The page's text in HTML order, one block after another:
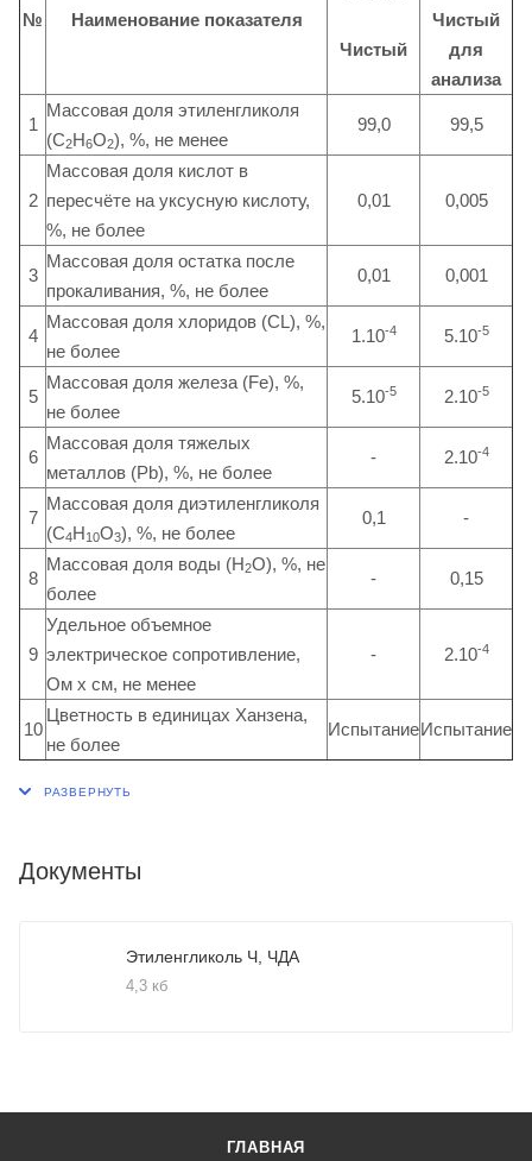
№ Наименование показателя
Чистый
Чистый
для
анализа
1
Массовая доля этиленгликоля
(С2Н6О2), %, не менее
99,0 99,5
2
Массовая доля кислот в
пересчёте на уксусную кислоту,
%, не более
0,01 0,005
3
Массовая доля остатка после
прокаливания, %, не более
0,01 0,001
4
Массовая доля хлоридов (CL), %,
не более
1.10-4 5.10-5
5
Массовая доля железа (Fe), %,
не более
5.10-5 2.10-5
6
Массовая доля тяжелых
металлов (Pb), %, не более
- 2.10-4
7
Массовая доля диэтиленгликоля
(С4Н10О3), %, не более
0,1 -
8
Массовая доля воды (H2O), %, не
более
- 0,15
9
Удельное объемное
электрическое сопротивление,
Ом x см, не менее
- 2.10-4
10
Цветность в единицах Ханзена,
не более
ИспытаниеИспытание
Документы
Этиленгликоль Ч, ЧДА
4,3 кб
ГЛАВНАЯ